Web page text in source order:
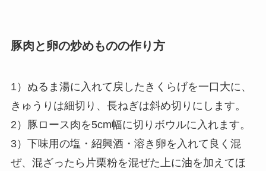
豚肉と卵の炒めものの作り方
1）ぬるま湯に入れて戻したきくらげを一口大に、
きゅうりは細切り、長ねぎは斜め切りにします。
2）豚ロース肉を5cm幅に切りボウルに入れます。
3）下味用の塩・紹興酒・溶き卵を入れて良く混
ぜ、混ざったら片栗粉を混ぜた上に油を加えてほ